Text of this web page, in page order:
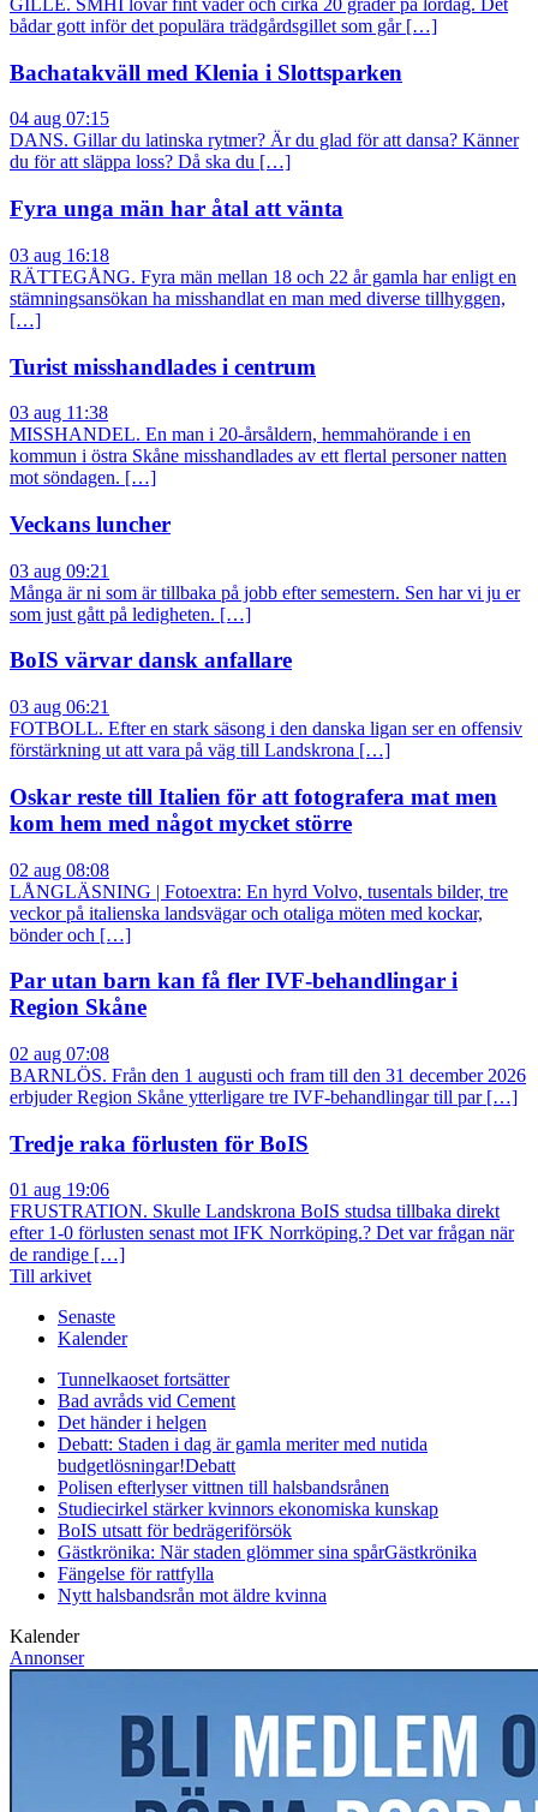
GILLE. SMHI lovar fint väder och cirka 20 grader på lördag. Det
bådar gott inför det populära trädgårdsgillet som går […]
Bachatakväll med Klenia i Slottsparken
04 aug 07:15
DANS. Gillar du latinska rytmer? Är du glad för att dansa? Känner
du för att släppa loss? Då ska du […]
Fyra unga män har åtal att vänta
03 aug 16:18
RÄTTEGÅNG. Fyra män mellan 18 och 22 år gamla har enligt en
stämningsansökan ha misshandlat en man med diverse tillhyggen,
[…]
Turist misshandlades i centrum
03 aug 11:38
MISSHANDEL. En man i 20-årsåldern, hemmahörande i en
kommun i östra Skåne misshandlades av ett flertal personer natten
mot söndagen. […]
Veckans luncher
03 aug 09:21
Många är ni som är tillbaka på jobb efter semestern. Sen har vi ju er
som just gått på ledigheten. […]
BoIS värvar dansk anfallare
03 aug 06:21
FOTBOLL. Efter en stark säsong i den danska ligan ser en offensiv
förstärkning ut att vara på väg till Landskrona […]
Oskar reste till Italien för att fotografera mat men
kom hem med något mycket större
02 aug 08:08
LÅNGLÄSNING | Fotoextra: En hyrd Volvo, tusentals bilder, tre
veckor på italienska landsvägar och otaliga möten med kockar,
bönder och […]
Par utan barn kan få fler IVF-behandlingar i
Region Skåne
02 aug 07:08
BARNLÖS. Från den 1 augusti och fram till den 31 december 2026
erbjuder Region Skåne ytterligare tre IVF-behandlingar till par […]
Tredje raka förlusten för BoIS
01 aug 19:06
FRUSTRATION. Skulle Landskrona BoIS studsa tillbaka direkt
efter 1-0 förlusten senast mot IFK Norrköping.? Det var frågan när
de randige […]
Till arkivet
Senaste
Kalender
Tunnelkaoset fortsätter
Bad avråds vid Cement
Det händer i helgen
Debatt: Staden i dag är gamla meriter med nutida
budgetlösningar!Debatt
Polisen efterlyser vittnen till halsbandsrånen
Studiecirkel stärker kvinnors ekonomiska kunskap
BoIS utsatt för bedrägeriförsök
Gästkrönika: När staden glömmer sina spårGästkrönika
Fängelse för rattfylla
Nytt halsbandsrån mot äldre kvinna
Kalender
Annonser